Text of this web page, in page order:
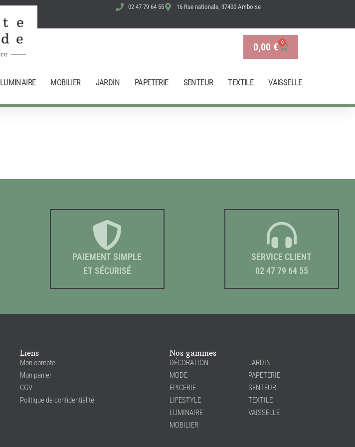
02 47 79 64 55 16 Rue nationale, 37400 Amboise
0,00 € 0
Panier
LUMINAIRE MOBILIER JARDIN PAPETERIE SENTEUR TEXTILE VAISSELLE
PAIEMENT SIMPLE
ET SÉCURISÉ
SERVICE CLIENT
02 47 79 64 55
Liens
Mon compte
Mon panier
CGV
Politique de confidentialité
Nos gammes
DÉCORATION
MODE
EPICERIE
LIFESTYLE
LUMINAIRE
MOBILIER
JARDIN
PAPETERIE
SENTEUR
TEXTILE
VAISSELLE